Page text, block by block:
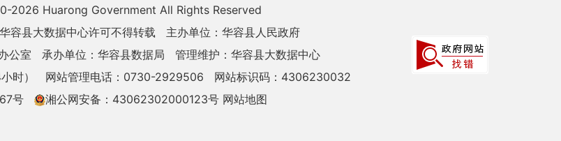
2026 Huarong Government All Rights Reserved
容县大数据中心许可不得转载
主办单位：华容县人民政府
公室
承办单位：华容县数据局
管理维护：华容县大数据中心
时）
网站管理电话：0730-2929506
网站标识码：4306230032
号
湘公网安备：43062302000123号 网站地图